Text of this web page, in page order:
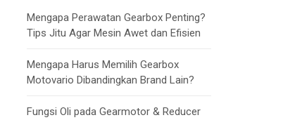
Mengapa Perawatan Gearbox Penting?
Tips Jitu Agar Mesin Awet dan Efisien
Mengapa Harus Memilih Gearbox
Motovario Dibandingkan Brand Lain?
Fungsi Oli pada Gearmotor & Reducer